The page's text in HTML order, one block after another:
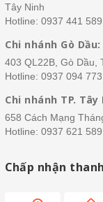
Tây Ninh
Hotline: 0937 441 589
Chi nhánh Gò Dầu:
403 QL22B, Gò Dầu,
Hotline: 0937 094 773
Chi nhánh TP. Tây
658 Cách Mạng
Hotline: 0937 621 589
Chấp nhận